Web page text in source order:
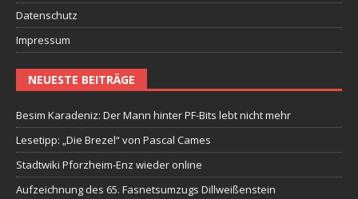
Datenschutz
Impressum
NEUESTE BEITRÄGE
Besim Karadeniz: Der Mann hinter PF-Bits lebt nicht mehr
Lesetipp: „Die Brezel“ von Pascal Cames
Stadtwiki Pforzheim-Enz wieder online
Aufzeichnung des 65. Fasnetsumzugs Dillweißenstein